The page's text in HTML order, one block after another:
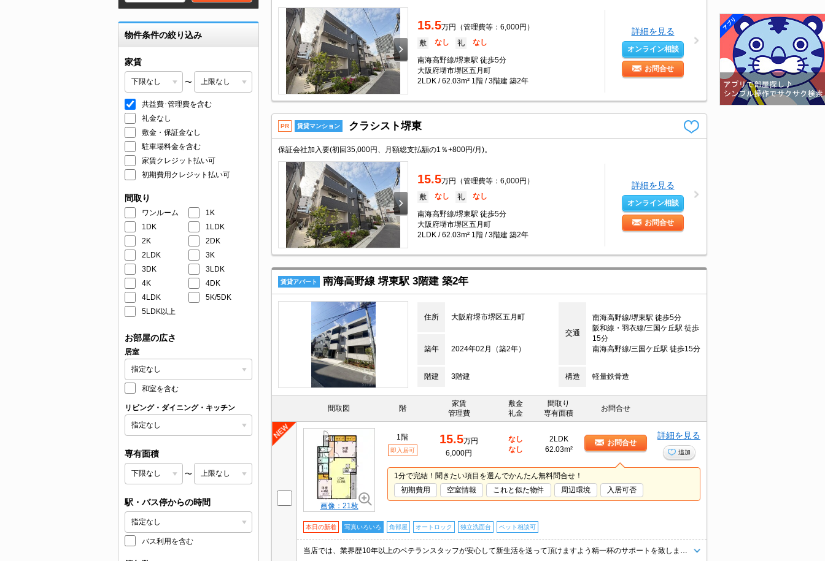
物件条件の絞り込み
家賃
〜
共益費･管理費を含む
礼金なし
敷金・保証金なし
駐車場料金を含む
家賃クレジット払い可
初期費用クレジット払い可
間取り
ワンルーム
1K
1DK
1LDK
2K
2DK
2LDK
3K
3DK
3LDK
4K
4DK
4LDK
5K/5DK
5LDK以上
お部屋の広さ
居室
和室を含む
リビング・ダイニング・キッチン
専有面積
〜
駅・バス停からの時間
バス利用を含む
15.5万円（管理費等：6,000円）
敷 なし 礼 なし
南海高野線/堺東駅 徒歩5分
大阪府堺市堺区五月町
2LDK / 62.03m² 1階 / 3階建 築2年
詳細を見る
オンライン相談
お問合せ
PR 賃貸マンション クラシスト堺東
保証会社加入要(初回35,000円、月額総支払額の1％+800円/月)。
15.5万円（管理費等：6,000円）
敷 なし 礼 なし
南海高野線/堺東駅 徒歩5分
大阪府堺市堺区五月町
2LDK / 62.03m² 1階 / 3階建 築2年
詳細を見る
オンライン相談
お問合せ
賃貸アパート 南海高野線 堺東駅 3階建 築2年
住所 大阪府堺市堺区五月町
交通
南海高野線/堺東駅 徒歩5分
阪和線・羽衣線/三国ケ丘駅 徒歩
15分
南海高野線/三国ケ丘駅 徒歩15分
築年 2024年02月（築2年）
階建 3階建 構造 軽量鉄骨造
間取図 階
家賃
管理費
敷金
礼金
間取り
専有面積
お問合せ
画像：21枚
1階
即入居可
15.5万円
6,000円
なし
なし
2LDK
62.03m²
お問合せ
詳細を見る
追加
1分で完結！聞きたい項目を選んでかんたん無料問合せ！
初期費用
空室情報 これと似た物件 周辺環境 入居可否
本日の新着 写真いろいろ 角部屋 オートロック 独立洗面台 ペット相談可